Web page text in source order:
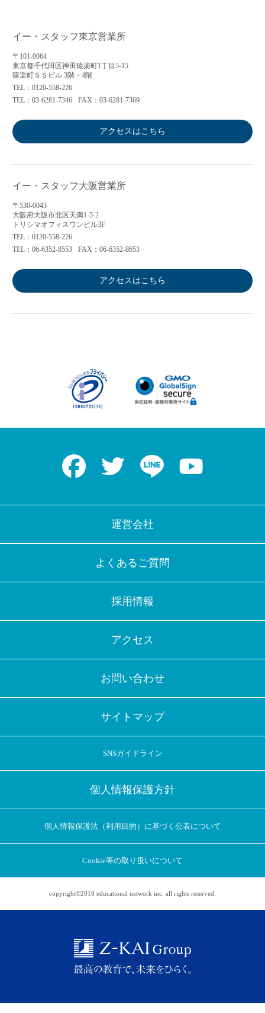
アプリに切り替えてみませんか
アプリ限定のコラムを配信中！
イー・スタッフ東京営業所
〒101-0064
東京都千代田区神田猿楽町1丁目5-15
猿楽町ＳＳビル 3階・4階
TEL：0120-558-226
TEL：03-6281-7346
FAX：03-6281-7369
アクセスはこちら
イー・スタッフ大阪営業所
〒530-0043
大阪府大阪市北区天満1-5-2
トリシマオフィスワンビル3F
TEL：0120-558-226
TEL：06-6352-8553
FAX：06-6352-8653
アクセスはこちら
Facebook Twitter LINE
運営会社
よくあるご質問
採用情報
アクセス
お問い合わせ
サイトマップ
SNSガイドライン
個人情報保護方針
個人情報保護法（利用目的）に基づく公表について
Cookie等の取り扱いについて
copyright©2018 educational network inc. all rights reserved.